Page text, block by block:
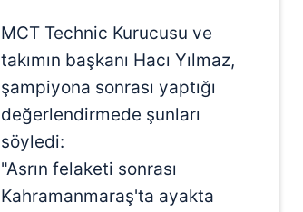
MCT Technic Kurucusu ve
takımın başkanı Hacı Yılmaz,
şampiyona sonrası yaptığı
değerlendirmede şunları
söyledi:
"Asrın felaketi sonrası
Kahramanmaraş'ta ayakta